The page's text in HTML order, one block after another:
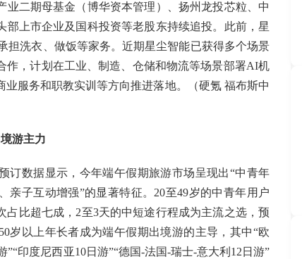
业二期母基金（博华资本管理）、扬州龙投芯粒、中
部上市企业及国科投资等老股东持续追投。此前，星
担洗衣、做饭等家务。近期星尘智能已获得多个场景
作，计划在工业、制造、仓储和物流等场景部署AI机
服务和职教实训等方向推进落地。（硬氪 福布斯中
游主力
订数据显示，今年端午假期旅游市场呈现出“中青年
亲子互动增强”的显著特征。20至49岁的中青年用户
占比超七成，2至3天的中短途行程成为主流之选，预
岁以上年长者成为端午假期出境游的主导，其中“欧
”“印度尼西亚10日游”“德国-法国-瑞士-意大利12日游”